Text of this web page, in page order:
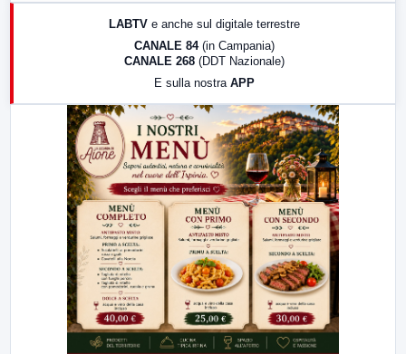
17:00 LabNews (replica)
LabNews (replica)
LABTV e anche sul digitale terrestre
CANALE 84 (in Campania)
CANALE 268 (DDT Nazionale)
E sulla nostra APP